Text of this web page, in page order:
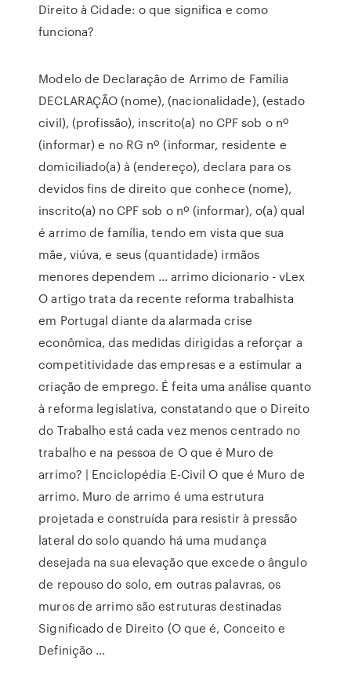
Direito à Cidade: o que significa e como
funciona?
Modelo de Declaração de Arrimo de Família
DECLARAÇÃO (nome), (nacionalidade), (estado
civil), (profissão), inscrito(a) no CPF sob o nº
(informar) e no RG nº (informar, residente e
domiciliado(a) à (endereço), declara para os
devidos fins de direito que conhece (nome),
inscrito(a) no CPF sob o nº (informar), o(a) qual
é arrimo de família, tendo em vista que sua
mãe, viúva, e seus (quantidade) irmãos
menores dependem … arrimo dicionario - vLex
O artigo trata da recente reforma trabalhista
em Portugal diante da alarmada crise
econômica, das medidas dirigidas a reforçar a
competitividade das empresas e a estimular a
criação de emprego. É feita uma análise quanto
à reforma legislativa, constatando que o Direito
do Trabalho está cada vez menos centrado no
trabalho e na pessoa de O que é Muro de
arrimo? | Enciclopédia E-Civil O que é Muro de
arrimo. Muro de arrimo é uma estrutura
projetada e construída para resistir à pressão
lateral do solo quando há uma mudança
desejada na sua elevação que excede o ângulo
de repouso do solo, em outras palavras, os
muros de arrimo são estruturas destinadas
Significado de Direito (O que é, Conceito e
Definição ...